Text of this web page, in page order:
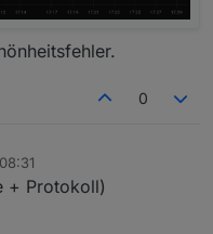
0
+ Protokoll)